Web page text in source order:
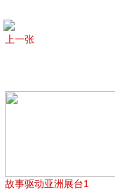
上一张
故事驱动亚洲展台1